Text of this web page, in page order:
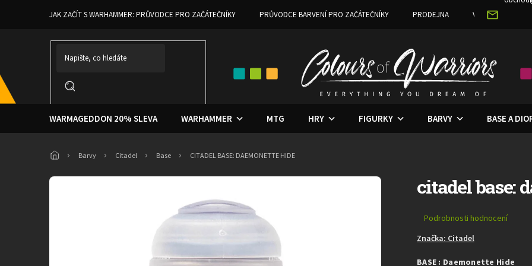
JAK ZAČÍT S WARHAMMER: PRŮVODCE PRO ZAČÁTEČNÍKY
PRŮVODCE BARVENÍ PRO ZAČÁTEČNÍKY PRODEJNA VĚRNOSTNÍ
WARMAGEDDON 20% SLEVA WARHAMMER MTG HRY FIGURKY BARVY BASE A
Barvy Citadel Base CITADEL BASE: DAEMONETTE HIDE
citadel base:
Průměrné
produktu
0,0
Podrobnosti hodnocení
Značka: Citadel
BASE : Daemonette Hide